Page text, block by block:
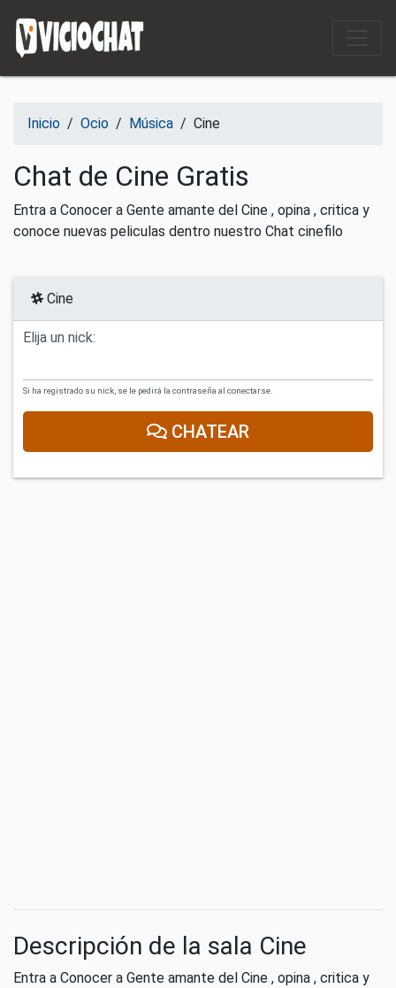
Inicio / Ocio / Música / Cine
Chat de Cine Gratis
Entra a Conocer a Gente amante del Cine , opina , critica y
conoce nuevas peliculas dentro nuestro Chat cinefilo
Cine
Elija un nick:
Si ha registrado su nick, se le pedirá la contraseña al conectarse.
CHATEAR
Descripción de la sala Cine
Entra a Conocer a Gente amante del Cine , opina , critica y